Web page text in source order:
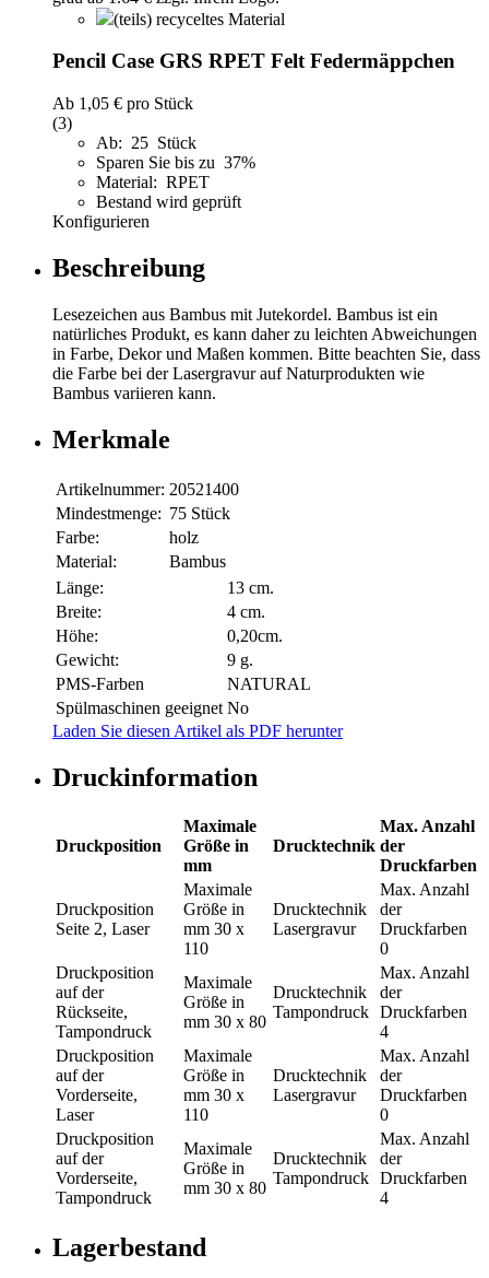
(teils) recyceltes Material
Pencil Case GRS RPET Felt Federmäppchen
Ab 1,05 € pro Stück
(3)
Ab: 25 Stück
Sparen Sie bis zu 37%
Material: RPET
Bestand wird geprüft
Konfigurieren
Beschreibung
Lesezeichen aus Bambus mit Jutekordel. Bambus ist ein
natürliches Produkt, es kann daher zu leichten Abweichungen
in Farbe, Dekor und Maßen kommen. Bitte beachten Sie, dass
die Farbe bei der Lasergravur auf Naturprodukten wie
Bambus variieren kann.
Merkmale
Artikelnummer: 20521400
Mindestmenge: 75 Stück
Farbe:
holz
Material:
Bambus
Länge:
13 cm.
Breite:
4 cm.
Höhe:
0,20cm.
Gewicht:
9 g.
PMS-Farben
NATURAL
Spülmaschinen geeignet No
Laden Sie diesen Artikel als PDF herunter
Druckinformation
Druckposition
Maximale
Größe in
mm
Drucktechnik
Max. Anzahl
der
Druckfarben
Druckposition
Seite 2, Laser
Maximale
Größe in
mm 30 x
110
Drucktechnik
Lasergravur
Max. Anzahl
der
Druckfarben
0
Druckposition
auf der
Rückseite,
Tampondruck
Maximale
Größe in
mm 30 x 80
Drucktechnik
Tampondruck
Max. Anzahl
der
Druckfarben
4
Druckposition
auf der
Vorderseite,
Laser
Maximale
Größe in
mm 30 x
110
Drucktechnik
Lasergravur
Max. Anzahl
der
Druckfarben
0
Druckposition
auf der
Vorderseite,
Tampondruck
Maximale
Größe in
mm 30 x 80
Drucktechnik
Tampondruck
Max. Anzahl
der
Druckfarben
4
Lagerbestand